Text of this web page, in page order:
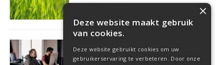
25 juni 2026
softwareontwikkelaar
×
Deze website maakt gebruik
van cookies.
Deze website gebruikt cookies om uw
gebruikerservaring te verbeteren. Door onze